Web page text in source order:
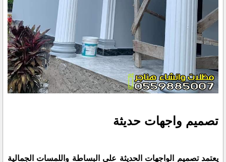
تصميم واجهات حديثة
يعتمد تصميم الواجهات الحديثة على البساطة واللمسات الجمالية